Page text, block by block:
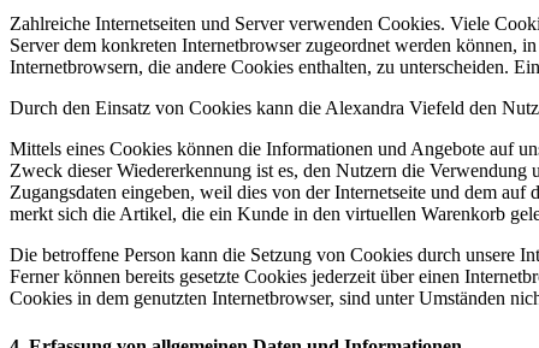
Zahlreiche Internetseiten und Server verwenden Cookies. Viele
Server dem konkreten Internetbrowser zugeordnet werden können,
Internetbrowsern, die andere Cookies enthalten, zu unterscheiden.
Durch den Einsatz von Cookies kann die Alexandra Viefeld den
Mittels eines Cookies können die Informationen und Angebote auf
Zweck dieser Wiedererkennung ist es, den Nutzern die Verwendung
Zugangsdaten eingeben, weil dies von der Internetseite und dem
merkt sich die Artikel, die ein Kunde in den virtuellen Warenkorb
Die betroffene Person kann die Setzung von Cookies durch unsere
Ferner können bereits gesetzte Cookies jederzeit über einen
Cookies in dem genutzten Internetbrowser, sind unter Umständen